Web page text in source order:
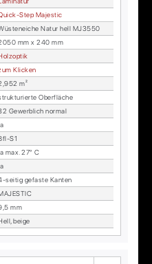
Step Ma­jes­tic
Na­tur hell MJ3550
mm x 240 mm
Kli­cken
m²
Ober­flä­che
Ge­werb­lich nor­mal
S1
max. 27° C
sei­tig ge­fas­te Kan­ten
mm
beige